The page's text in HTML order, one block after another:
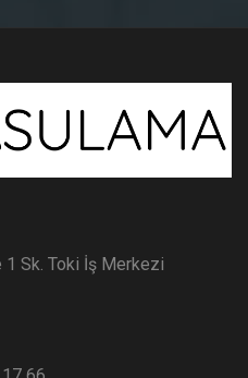
Sk. Toki İş Merkezi